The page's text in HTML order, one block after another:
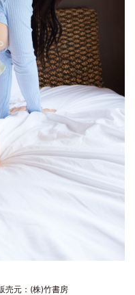
売元：(株)竹書房